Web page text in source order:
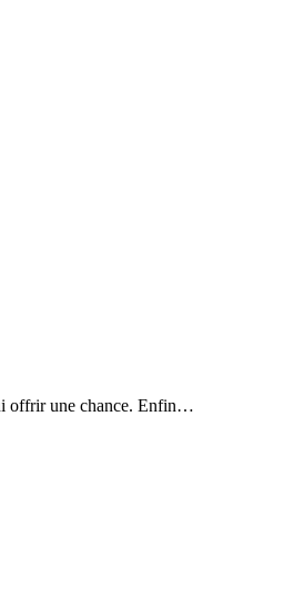
offrir une chance. Enfin…